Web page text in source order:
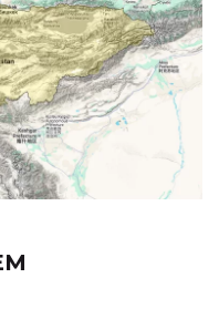
e se nunca dormiu
irá trazer-lhe
de novos sabores
a melhor época
roupa quente para
são muito baixas,
a grandes altitudes.
valer a pena. Os